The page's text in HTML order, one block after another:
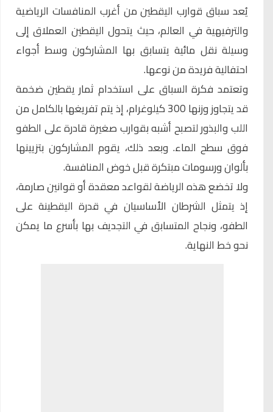
يُعد سباق قوارب اليقطين من أغرب المنافسات الرياضية
والترفيهية في العالم، حيث يتحول اليقطين العملاق إلى
وسيلة نقل مائية يتسابق بها المشاركون وسط أجواء
احتفالية فريدة من نوعها.
وتعتمد فكرة السباق على استخدام ثمار يقطين ضخمة
قد يتجاوز وزنها 300 كيلوغرام، إذ يتم تفريغها بالكامل من
اللب والبذور لتصبح أشبه بقوارب صغيرة قادرة على الطفو
فوق سطح الماء. وبعد ذلك، يقوم المشاركون بتزيينها
بألوان ورسومات مبتكرة قبل خوض المنافسة.
ولا تخضع هذه الرياضة لقواعد معقدة أو قوانين صارمة،
إذ يتمثل الشرطان الأساسيان في قدرة اليقطينة على
الطفو، ونجاح المتسابق في التجديف بها بأسرع ما يمكن
نحو خط النهاية.